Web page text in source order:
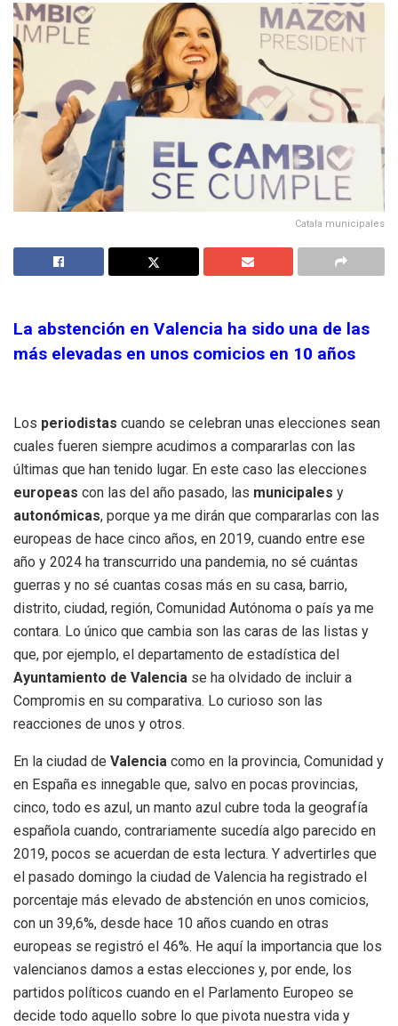
Catala municipales
La abstención en Valencia ha sido una de las
más elevadas en unos comicios en 10 años
Los periodistas cuando se celebran unas elecciones sean
cuales fueren siempre acudimos a compararlas con las
últimas que han tenido lugar. En este caso las elecciones
europeas con las del año pasado, las municipales y
autonómicas, porque ya me dirán que compararlas con las
europeas de hace cinco años, en 2019, cuando entre ese
año y 2024 ha transcurrido una pandemia, no sé cuántas
guerras y no sé cuantas cosas más en su casa, barrio,
distrito, ciudad, región, Comunidad Autónoma o país ya me
contara. Lo único que cambia son las caras de las listas y
que, por ejemplo, el departamento de estadística del
Ayuntamiento de Valencia se ha olvidado de incluir a
Compromis en su comparativa. Lo curioso son las
reacciones de unos y otros.
En la ciudad de Valencia como en la provincia, Comunidad y
en España es innegable que, salvo en pocas provincias,
cinco, todo es azul, un manto azul cubre toda la geografía
española cuando, contrariamente sucedía algo parecido en
2019, pocos se acuerdan de esta lectura. Y advertirles que
el pasado domingo la ciudad de Valencia ha registrado el
porcentaje más elevado de abstención en unos comicios,
con un 39,6%, desde hace 10 años cuando en otras
europeas se registró el 46%. He aquí la importancia que los
valencianos damos a estas elecciones y, por ende, los
partidos políticos cuando en el Parlamento Europeo se
decide todo aquello sobre lo que pivota nuestra vida y